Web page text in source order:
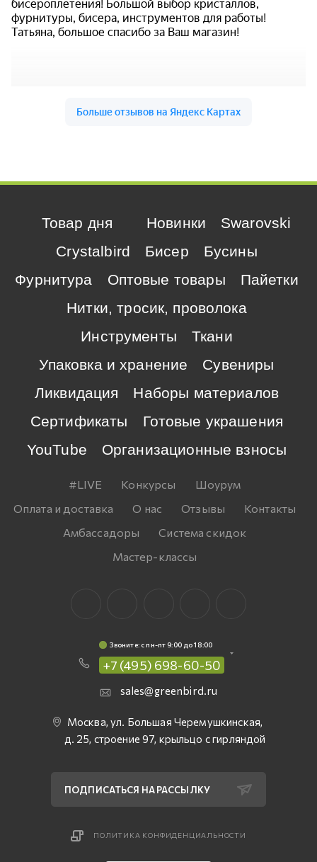
Товар дня Новинки
Swarovski
Crystalbird
Бисер
Бусины
Фурнитура
Оптовые товары
Пайетки
Нитки, тросик, проволока
Инструменты
Ткани
Упаковка и хранение
Сувениры
Ликвидация
Наборы материалов
Сертификаты
Готовые украшения
YouTube
Организационные взносы
#LIVE Конкурсы
Шоурум
Оплата и доставка
О нас Отзывы
Контакты
Амбассадоры
Система скидок
Мастер-классы
Звоните: c пн-пт 9:00 до 18:00
+7 (495) 698-60-50
sales@greenbird.ru
Москва, ул. Большая Черемушкинская,
д. 25, строение 97, крыльцо с гирляндой
ПОДПИСАТЬСЯ НА РАССЫЛКУ
ПОЛИТИКА КОНФИДЕНЦИАЛЬНОСТИ